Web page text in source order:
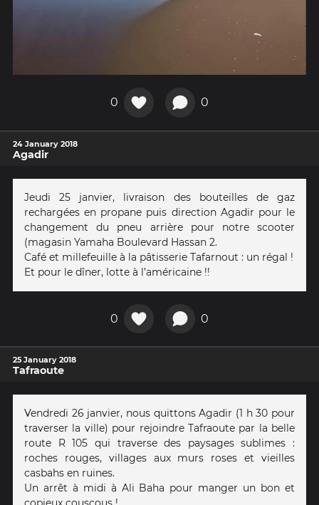
0 0
24 January 2018
Agadir
Jeudi 25 janvier, livraison des bouteilles de gaz
rechargées en propane puis direction Agadir pour le
changement du pneu arrière pour notre scooter
(magasin Yamaha Boulevard Hassan 2.
Café et millefeuille à la pâtisserie Tafarnout : un régal !
Et pour le dîner, lotte à l’américaine !!
0 0
25 January 2018
Tafraoute
Vendredi 26 janvier, nous quittons Agadir (1 h 30 pour
traverser la ville) pour rejoindre Tafraoute par la belle
route R 105 qui traverse des paysages sublimes :
roches rouges, villages aux murs roses et vieilles
casbahs en ruines.
Un arrêt à midi à Ali Baha pour manger un bon et